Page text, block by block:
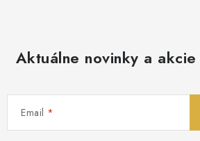
Aktuálne novinky a
Email